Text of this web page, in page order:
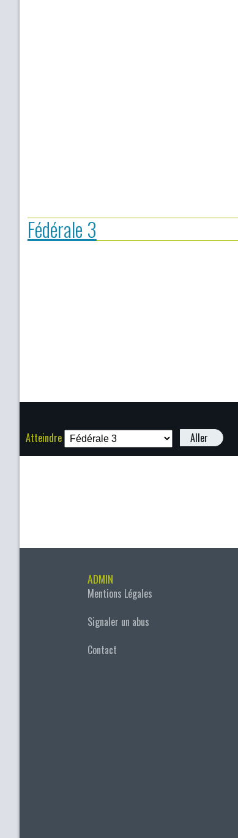
Fédérale 3
Atteindre Aller
ADMIN
Mentions Légales
Signaler un abus
Contact